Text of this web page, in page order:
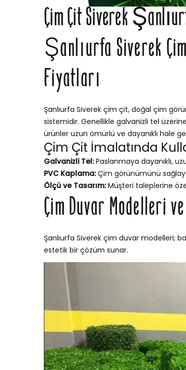
Çim Çit Siverek
Şanlıurfa Siverek
Fiyatları
Şanlıurfa Siverek çim çit, doğal çim
sistemidir. Genellikle galvanizli tel
ürünler uzun ömürlü ve dayanıklı hale
Çim Çit İmalatında
Galvanizli Tel:Paslanmaya dayanıklı,
PVC Kaplama:Çim görünümünü
Ölçü ve Tasarım:Müşteri taleplerine
Çim Duvar Modelleri
Şanlıurfa Siverek çim duvar modelleri;
estetik bir çözüm sunar.